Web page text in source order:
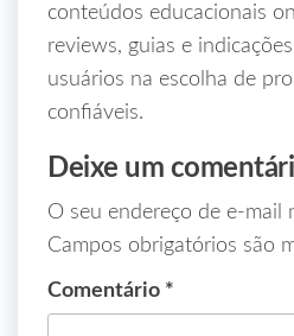
conteúdos educacionais
reviews, guias e
usuários na escolha de
confiáveis.
Deixe um
O seu endereço de e-mail
Campos obrigatórios são
Comentário *